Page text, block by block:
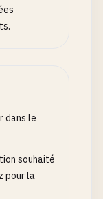
dans le
souhaité
pour la